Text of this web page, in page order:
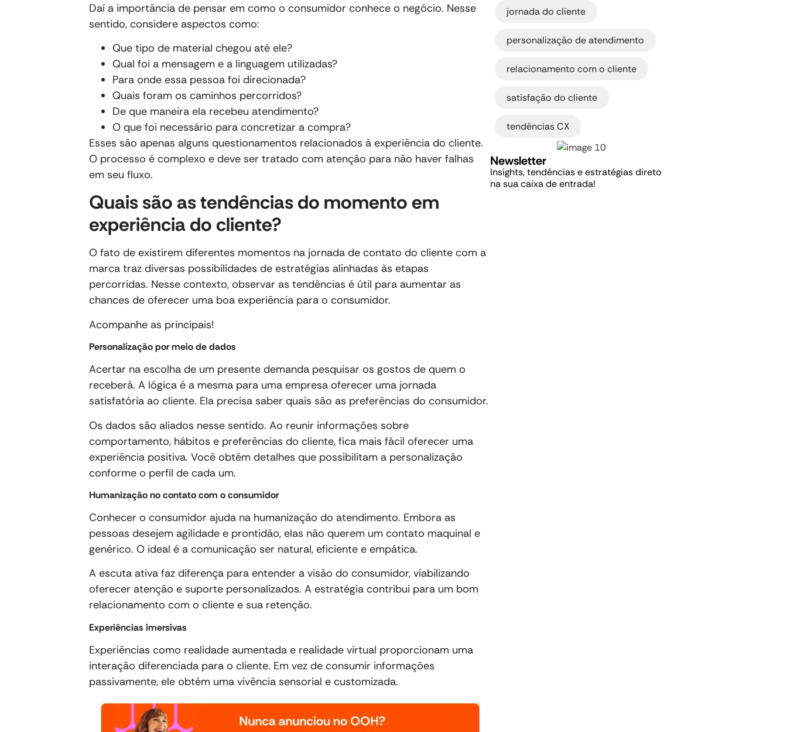
Daí a importância de pensar em como o consumidor conhece o negócio. Nesse
sentido, considere aspectos como:
Que tipo de material chegou até ele?
Qual foi a mensagem e a linguagem utilizadas?
Para onde essa pessoa foi direcionada?
Quais foram os caminhos percorridos?
De que maneira ela recebeu atendimento?
O que foi necessário para concretizar a compra?
Esses são apenas alguns questionamentos relacionados à experiência do cliente.
O processo é complexo e deve ser tratado com atenção para não haver falhas
em seu fluxo.
Quais são as tendências do momento em
experiência do cliente?
O fato de existirem diferentes momentos na jornada de contato do cliente com a
marca traz diversas possibilidades de estratégias alinhadas às etapas
percorridas. Nesse contexto, observar as tendências é útil para aumentar as
chances de oferecer uma boa experiência para o consumidor.
Acompanhe as principais!
Personalização por meio de dados
Acertar na escolha de um presente demanda pesquisar os gostos de quem o
receberá. A lógica é a mesma para uma empresa oferecer uma jornada
satisfatória ao cliente. Ela precisa saber quais são as preferências do consumidor.
Os dados são aliados nesse sentido. Ao reunir informações sobre
comportamento, hábitos e preferências do cliente, fica mais fácil oferecer uma
experiência positiva. Você obtém detalhes que possibilitam a personalização
conforme o perfil de cada um.
Humanização no contato com o consumidor
Conhecer o consumidor ajuda na humanização do atendimento. Embora as
pessoas desejem agilidade e prontidão, elas não querem um contato maquinal e
genérico. O ideal é a comunicação ser natural, eficiente e empática.
A escuta ativa faz diferença para entender a visão do consumidor, viabilizando
oferecer atenção e suporte personalizados. A estratégia contribui para um bom
relacionamento com o cliente e sua retenção.
Experiências imersivas
Experiências como realidade aumentada e realidade virtual proporcionam uma
interação diferenciada para o cliente. Em vez de consumir informações
passivamente, ele obtém uma vivência sensorial e customizada.
jornada do cliente
personalização de atendimento
relacionamento com o cliente
satisfação do cliente
tendências CX
Newsletter
Insights, tendências e estratégias direto
na sua caixa de entrada!